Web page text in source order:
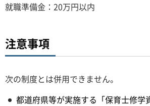
就職準備金：20万円以内
注意事項
次の制度とは併用できません。
都道府県等が実施する「保育士修学